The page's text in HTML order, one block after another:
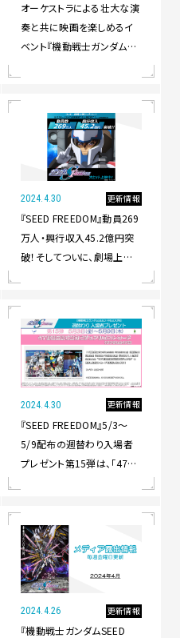
オーケストラによる壮大な演
奏と共に映画を楽しめるイ
ベント『機動戦士ガンダム
2024.4.30 更新情報
『SEED FREEDOM』動員269
万人・興行収入45.2億円突
破！そしてついに、劇場上映フ
2024.4.30 更新情報
『SEED FREEDOM』5/3～
5/9配布の週替わり入場者
プレゼント第15弾は、「47都
2024.4.26 更新情報
『機動戦士ガンダムSEED